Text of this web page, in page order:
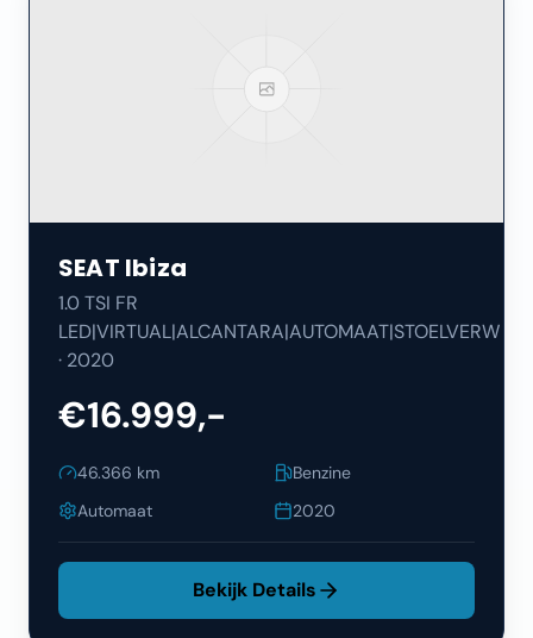
SEAT Ibiza
1.0 TSI FR
LED|VIRTUAL|ALCANTARA|AUTOMAAT|STOELVERW
· 2020
€16.999,-
46.366 km
Benzine
Automaat
2020
Bekijk Details